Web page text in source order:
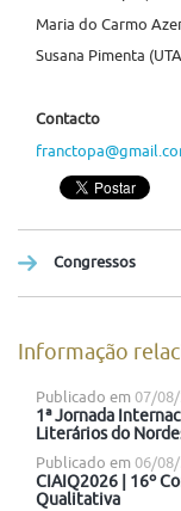
Maria do Carmo
Susana Pimenta
Contacto
Congressos
Informação
Publicado em 07/
1ª Jornada
Literários do
Publicado em 06/
CIAIQ2026 | 16º
Qualitativa